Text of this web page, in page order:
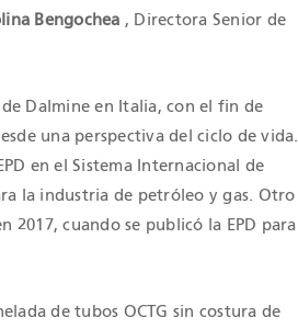
Bengochea , Directora Senior de
de Dalmine en Italia, con el fin de
una perspectiva del ciclo de vida.
en el Sistema Internacional de
la industria de petróleo y gas. Otro
2017, cuando se publicó la EPD para
de tubos OCTG sin costura de